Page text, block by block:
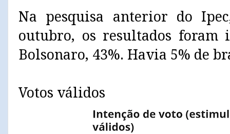
Na pesquisa anterior do
outubro, os resultados foram
Bolsonaro, 43%. Havia 5% de
Votos válidos